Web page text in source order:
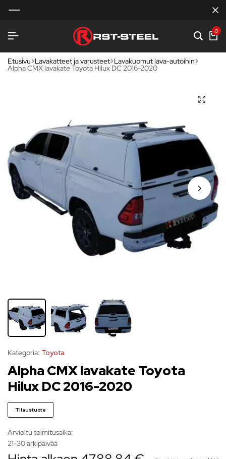
0
Etusivu Lavakatteet ja varusteet Lavakuomut lava-autoihin
Alpha CMX lavakate Toyota Hilux DC 2016-2020
Kategoria: Toyota
Alpha CMX lavakate Toyota
Hilux DC 2016-2020
Tilaustuote
Arvioitu toimitusaika:
21-30 arkipäivää